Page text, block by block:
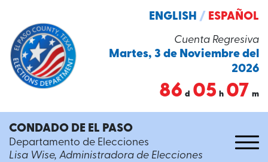
Cuenta Regresiva
Martes, 3 de Noviembre del
2026
86 d 05 h 07 m
ENGLISH / ESPAÑOL
CONDADO DE EL PASO
Departamento de Elecciones
Lisa Wise, Administradora de Elecciones